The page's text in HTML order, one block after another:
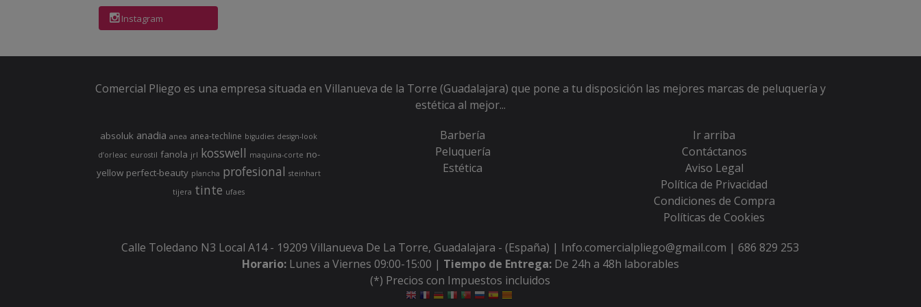
Instagram
Comercial Pliego es una empresa situada en Villanueva de la Torre (Guadalajara) que pone a tu disposición las mejores marcas de peluquería y
estética al mejor...
absoluk anadia anea anea-techline bigudies design-look
d’orleac eurostil fanola jrl kosswell maquina-corte no-
yellow perfect-beauty plancha profesional steinhart
tijera tinte ufaes
Barbería
Peluquería
Estética
Ir arriba
Contáctanos
Aviso Legal
Política de Privacidad
Condiciones de Compra
Políticas de Cookies
Calle Toledano N3 Local A14 - 19209 Villanueva De La Torre, Guadalajara - (España) | Info.comercialpliego@gmail.com |686 829 253
Horario: Lunes a Viernes 09:00-15:00 | Tiempo de Entrega: De 24h a 48h laborables
(*) Precios con Impuestos incluidos